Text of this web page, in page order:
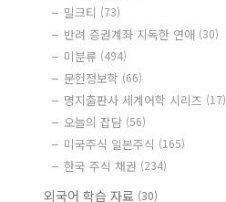
밀크티 (73)
반려 증권계좌 지독한 연애 (30)
미분류 (494)
문헌정보학 (66)
명지출판사 세계어학 시리즈 (17)
오늘의 잡담 (56)
미국주식 일본주식 (165)
한국 주식 채권 (234)
외국어 학습 자료 (30)